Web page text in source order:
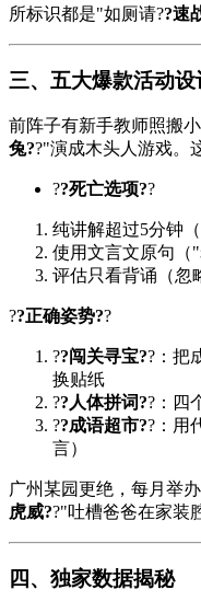
所标识都是"如厕请??速
三、五大爆款活动设
前阵子有新手教师照搬
兔??"演成木头人游戏。
??死亡选项??
纯讲解超过5分钟
使用文言文原句（
评估只看背诵（忽
??正确姿势??
??闯关寻宝??：把
换贴纸
??人体拼词??：四
??成语超市??：用
言）
广州某园更绝，每月举
虎威??"吐槽爸爸在家装
四、独家数据揭秘